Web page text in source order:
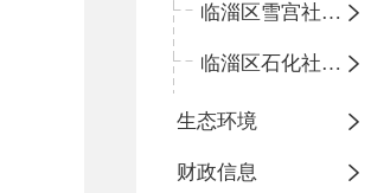
临淄区雪宫社区卫生服务中心
临淄区石化社区卫生服务中心
生态环境
财政信息